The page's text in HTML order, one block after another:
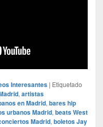
Interesantes | Etiquetado
, artistas
en Madrid, bares hip
urbanos Madrid, beats West
Madrid, boletos Jay